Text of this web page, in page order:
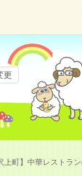
更
上町】中華レストラ